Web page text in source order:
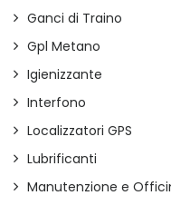
Ganci di Traino
Gpl Metano
Igienizzante
Interfono
Localizzatori GPS
Lubrificanti
Manutenzione e